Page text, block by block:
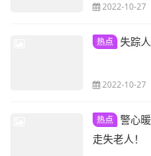
2022-10-27
热点 失踪
2022-10-27
热点
警心
走失老人！